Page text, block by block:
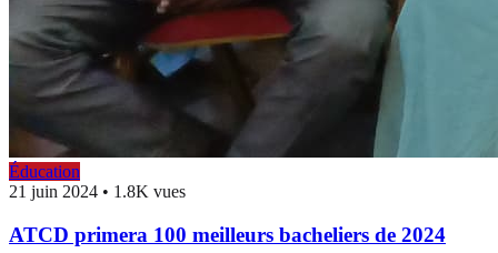
Éducation
21 juin 2024 • 1.8K vues
ATCD primera 100 meilleurs bacheliers de 2024